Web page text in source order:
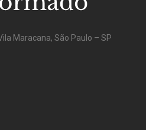
Maracana, São Paulo – SP